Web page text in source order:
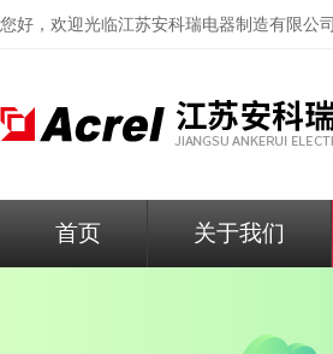
您好，欢迎光临江苏安科瑞电器制造有限公司
首页 关于我们